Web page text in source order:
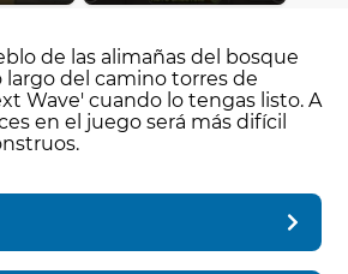
de las alimañas del bosque
del camino torres de
Wave' cuando lo tengas listo. A
en el juego será más difícil